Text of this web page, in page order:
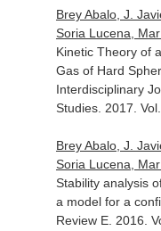
Brey Abalo, J.
Soria Lucena,
Kinetic Theory of
Gas of Hard
Interdisciplinary
Studies. 2017.
Brey Abalo, J.
Soria Lucena,
Stability analysis
a model for a
Review E. 2016.